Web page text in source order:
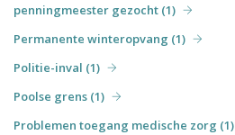
penningmeester gezocht (1)
Permanente winteropvang (1)
Politie-inval (1)
Poolse grens (1)
Problemen toegang medische zorg (1)